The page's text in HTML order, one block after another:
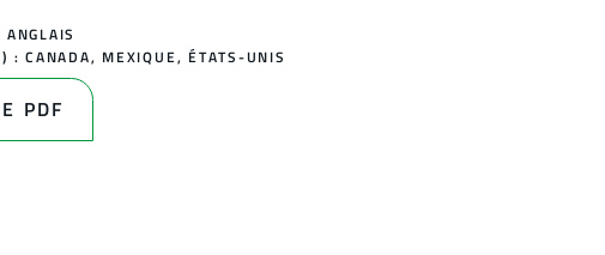
:CANADA, MEXIQUE, ÉTATS-UNIS
PDF